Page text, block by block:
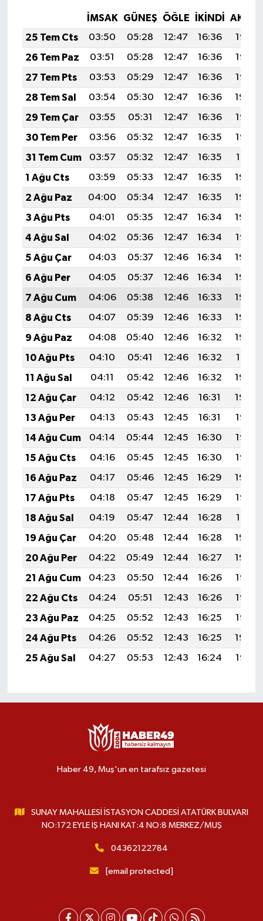
İMSAK GÜNEŞ ÖĞLE İKINDI
25 Tem Cts
03:50 05:28 12:47 16:36
19:56
26 Tem Paz
03:51 05:28 12:47 16:36
19:56
27 Tem Pts
03:53 05:29 12:47 16:36
19:55
28 Tem Sal
03:54 05:30 12:47 16:36
19:54
29 Tem Çar
03:55 05:31 12:47 16:36
19:53
30 Tem Per
03:56 05:32 12:47 16:35
19:52
31 Tem Cum
03:57 05:32 12:47 16:35
19:51
1 Ağu Cts
03:59 05:33 12:47 16:35
19:50
2 Ağu Paz
04:00 05:34 12:47 16:35
19:49
3 Ağu Pts
04:01 05:35 12:47 16:34
19:48
4 Ağu Sal
04:02 05:36 12:47 16:34
19:47
5 Ağu Çar
04:03 05:37 12:46 16:34
19:46
6 Ağu Per
04:05 05:37 12:46 16:34
19:45
7 Ağu Cum
04:06 05:38 12:46 16:33
19:44
8 Ağu Cts
04:07 05:39 12:46 16:33
19:43
9 Ağu Paz
04:08 05:40 12:46 16:32
19:42
10 Ağu Pts
04:10 05:41 12:46 16:32
19:41
11 Ağu Sal
04:11 05:42 12:46 16:32
19:40
12 Ağu Çar
04:12 05:42 12:46 16:31
19:39
13 Ağu Per
04:13 05:43 12:45 16:31
19:38
14 Ağu Cum
04:14 05:44 12:45 16:30
19:36
15 Ağu Cts
04:16 05:45 12:45 16:30
19:35
16 Ağu Paz
04:17 05:46 12:45 16:29
19:34
17 Ağu Pts
04:18 05:47 12:45 16:29
19:33
18 Ağu Sal
04:19 05:47 12:44 16:28
19:31
19 Ağu Çar
04:20 05:48 12:44 16:28
19:30
20 Ağu Per
04:22 05:49 12:44 16:27
19:29
21 Ağu Cum
04:23 05:50 12:44 16:26
19:28
22 Ağu Cts
04:24 05:51 12:43 16:26
19:26
23 Ağu Paz
04:25 05:52 12:43 16:25
19:25
24 Ağu Pts
04:26 05:52 12:43 16:25
19:24
25 Ağu Sal
04:27 05:53 12:43 16:24 19:22
Haber 49, Muş'un en tarafsız gazetesi
SUNAY MAHALLESİ İSTASYON CADDESİ ATATÜRK BULVARI
NO:172 EYLE İŞ HANI KAT:4 NO:8 MERKEZ/MUŞ
04362122784
[email protected]